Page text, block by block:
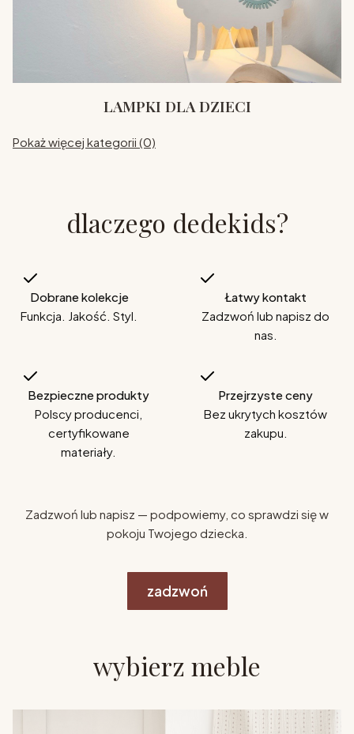
LAMPKI DLA DZIECI
Pokaż więcej kategorii (0)
dlaczego dedekids?
Dobrane kolekcje
Funkcja. Jakość. Styl.
Łatwy kontakt
Zadzwoń lub napisz do
nas.
Bezpieczne produkty
Polscy producenci,
certyfikowane
materiały.
Przejrzyste ceny
Bez ukrytych kosztów
zakupu.
Zadzwoń lub napisz — podpowiemy, co sprawdzi się w
pokoju Twojego dziecka.
zadzwoń
wybierz meble